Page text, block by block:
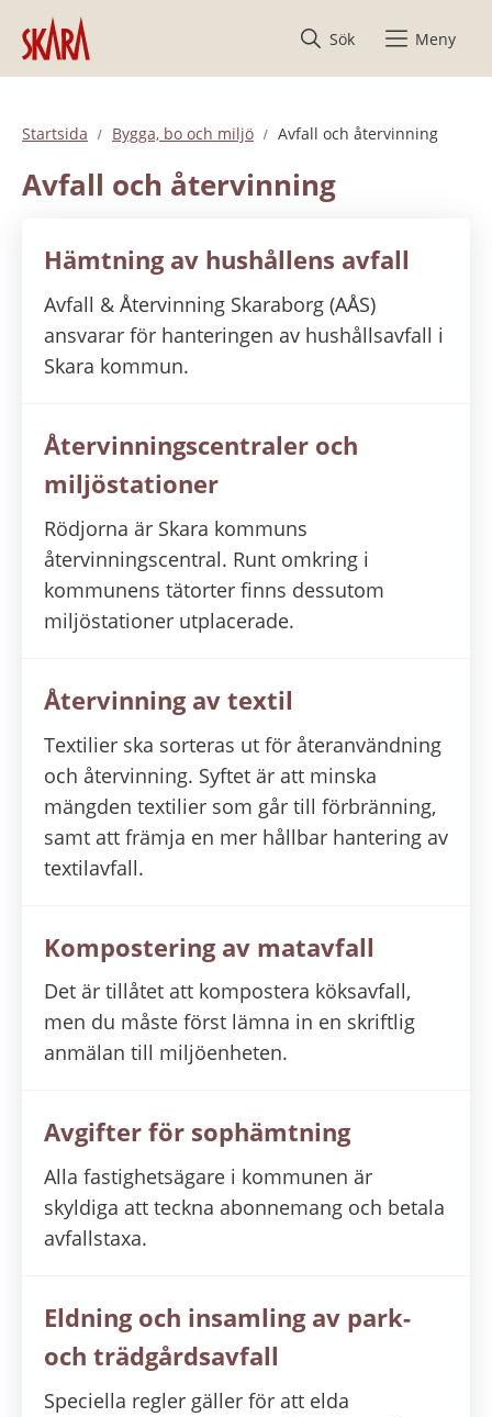
Hoppa till innehåll
Sök
Meny
Startsida Bygga, bo och miljö Avfall och återvinning
Avfall och återvinning
Hämtning av hushållens avfall
Avfall & Återvinning Skaraborg (AÅS)
ansvarar för hanteringen av hushållsavfall i
Skara kommun.
Återvinningscentraler och
miljöstationer
Rödjorna är Skara kommuns
återvinningscentral. Runt omkring i
kommunens tätorter finns dessutom
miljöstationer utplacerade.
Återvinning av textil
Textilier ska sorteras ut för återanvändning
och återvinning. Syftet är att minska
mängden textilier som går till förbränning,
samt att främja en mer hållbar hantering av
textilavfall.
Kompostering av matavfall
Det är tillåtet att kompostera köksavfall,
men du måste först lämna in en skriftlig
anmälan till miljöenheten.
Avgifter för sophämtning
Alla fastighetsägare i kommunen är
skyldiga att teckna abonnemang och betala
avfallstaxa.
Eldning och insamling av park-
och trädgårdsavfall
Speciella regler gäller för att elda